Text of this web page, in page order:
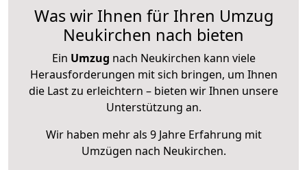
Was wir Ihnen für Ihren Umzug
Neukirchen nach bieten
Ein Umzug nach Neukirchen kann viele
Herausforderungen mit sich bringen, um Ihnen
die Last zu erleichtern – bieten wir Ihnen unsere
Unterstützung an.
Wir haben mehr als 9 Jahre Erfahrung mit
Umzügen nach Neukirchen.